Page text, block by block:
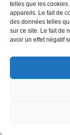
telles que les cookies
appareils. Le fait de
des données telles
sur ce site. Le fait de
avoir un effet négatif
@ Mairie de
Site propulsé par
@Grainville-la-